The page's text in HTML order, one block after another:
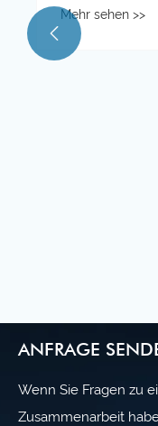
12,6 %
Mehr sehen >>

ANFRAGE
Wenn Sie Fragen zu
Zusammenarbeit